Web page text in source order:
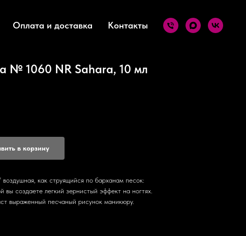
Оплата и доставка Контакты
№ 1060 NR Sahara, 10 мл
в корзину
воздушная, как струящийся по барханам песок:
вы создаете легкий зернистый эффект на ногтях.
выраженный песчаный рисунок маникюру.